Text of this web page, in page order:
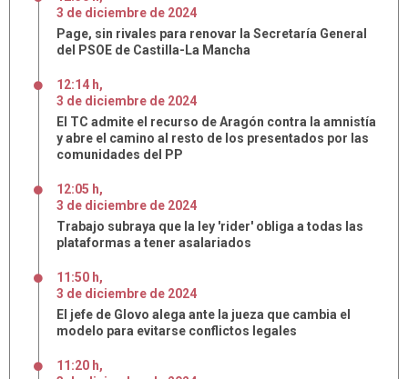
3 de diciembre de 2024
Page, sin rivales para renovar la Secretaría General
del PSOE de Castilla-La Mancha
12:14 h,
3 de diciembre de 2024
El TC admite el recurso de Aragón contra la amnistía
y abre el camino al resto de los presentados por las
comunidades del PP
12:05 h,
3 de diciembre de 2024
Trabajo subraya que la ley 'rider' obliga a todas las
plataformas a tener asalariados
11:50 h,
3 de diciembre de 2024
El jefe de Glovo alega ante la jueza que cambia el
modelo para evitarse conflictos legales
11:20 h,